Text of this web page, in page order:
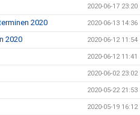
2020-06-17 23:20
2020 2020-06-13 14:36
2020 2020-06-12 11:54
2020-06-12 11:41
2020-06-02 23:02
2020-05-22 21:53
2020-05-19 16:12